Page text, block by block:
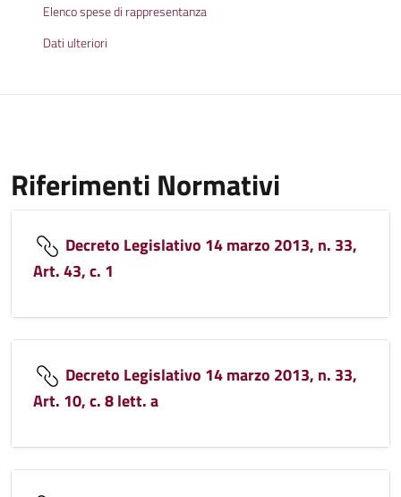
Elenco spese di rappresentanza
Dati ulteriori
Riferimenti Normativi
Decreto Legislativo 14 marzo 2013, n. 33,
Art. 43, c. 1
Decreto Legislativo 14 marzo 2013, n. 33,
Art. 10, c. 8 lett. a